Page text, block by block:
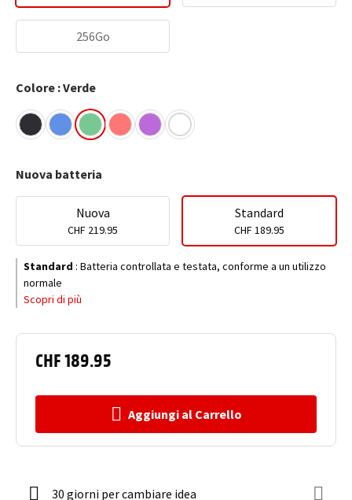
CHF 189.95
Aggiungi al Carrello
256Go
Colore : Verde
Nuova batteria
Nuova
CHF 219.95
Standard
CHF 189.95
Standard : Batteria controllata e testata, conforme a un utilizzo
normale
Scopri di più
30 giorni per cambiare idea